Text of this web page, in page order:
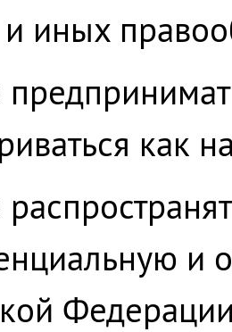
иных
как
и